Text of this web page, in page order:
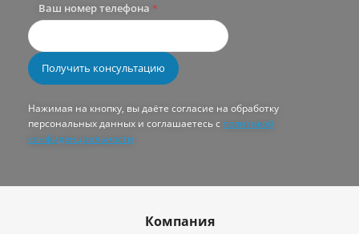
Ваш номер телефона *
Нажимая на кнопку, вы даёте согласие на обработку
персональных данных и соглашаетесь с политикой
конфиденциальности
Компания